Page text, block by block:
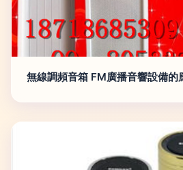
無線調頻音箱 FM廣播音響設備的